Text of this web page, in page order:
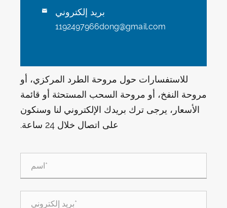
 بريد إلكتروني
1192497966dong@gmail.com
للاستفسارات حول مروحة الطرد المركزي، أو
مروحة النفخ، أو مروحة السحب المستحثة أو قائمة
الأسعار، يرجى ترك بريدك الإلكتروني لنا وسنكون
على اتصال خلال 24 ساعة.